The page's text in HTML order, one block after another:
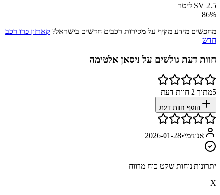
SV 2.5 ליטר
86%
מחפשים מידע מקיף על מסירות רכבים חדשים בישראל? קארזון פרו רכב
חדש
חוות דעת גולשים על ניסאן אלטימה
5מתוך 2 חוות דעת
הוסף חוות דעת
אנונימי•
2026-01-28
יתרונות:נוחות שקט כוח מרווח
X